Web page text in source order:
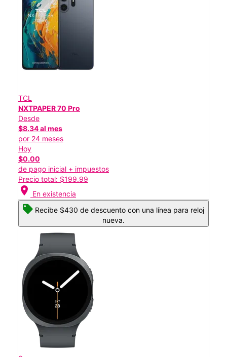
TCL
NXTPAPER 70 Pro
Desde
$8.34 al mes
por 24 meses
Hoy
$0.00
de pago inicial + impuestos
Precio total: $199.99
location_on En existencia
Recibe $430 de descuento con una línea para reloj
nueva.